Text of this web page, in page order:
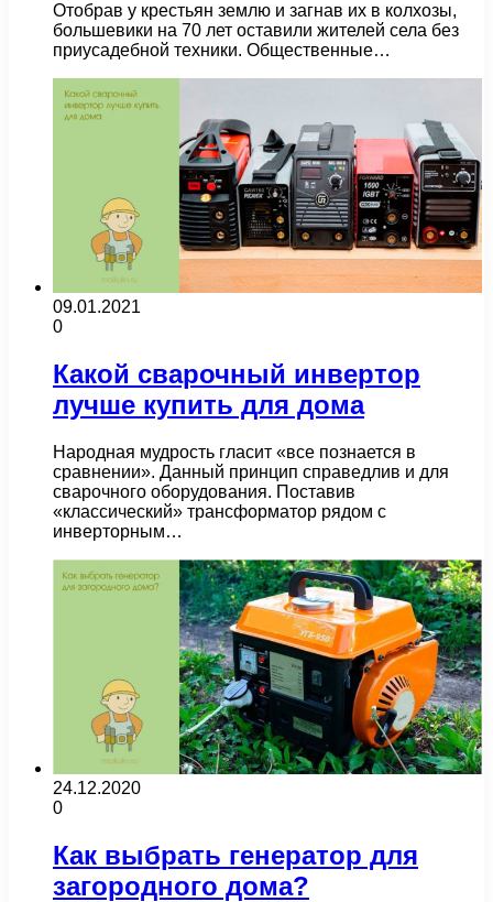
Отобрав у крестьян землю и загнав их в колхозы,
большевики на 70 лет оставили жителей села без
приусадебной техники. Общественные…
09.01.2021
0
Какой сварочный инвертор
лучше купить для дома
Народная мудрость гласит «все познается в
сравнении». Данный принцип справедлив и для
сварочного оборудования. Поставив
«классический» трансформатор рядом с
инверторным…
24.12.2020
0
Как выбрать генератор для
загородного дома?